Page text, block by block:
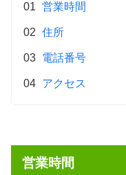
営業時間
住所
電話番号
アクセス
営業時間